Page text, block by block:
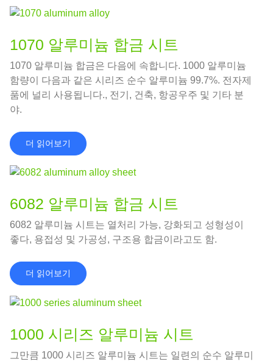
1070 알루미늄 합금 시트
1070 알루미늄 합금은 다음에 속합니다. 1000 알루미늄
함량이 다음과 같은 시리즈 순수 알루미늄 99.7%. 전자제
품에 널리 사용됩니다., 전기, 건축, 항공우주 및 기타 분
야.
더 읽어보기
6082 알루미늄 합금 시트
6082 알루미늄 시트는 열처리 가능, 강화되고 성형성이
좋다, 용접성 및 가공성, 구조용 합금이라고도 함.
더 읽어보기
1000 시리즈 알루미늄 시트
그만큼 1000 시리즈 알루미늄 시트는 일련의 순수 알루미